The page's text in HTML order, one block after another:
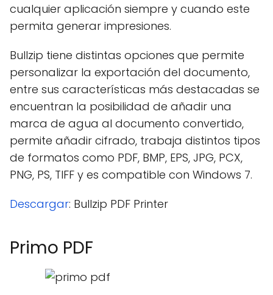
cualquier aplicación siempre y cuando este
permita generar impresiones.
Bullzip tiene distintas opciones que permite
personalizar la exportación del documento,
entre sus características más destacadas se
encuentran la posibilidad de añadir una
marca de agua al documento convertido,
permite añadir cifrado, trabaja distintos tipos
de formatos como PDF, BMP, EPS, JPG, PCX,
PNG, PS, TIFF y es compatible con Windows 7.
Descargar: Bullzip PDF Printer
Primo PDF